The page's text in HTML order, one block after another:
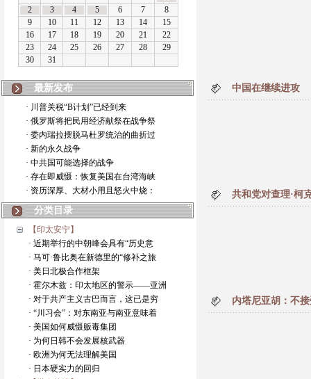
最新发布
· 川普关税“B计划”已经到来
· 俄罗斯将把民用经济献祭在战争祭
· 委内瑞拉摆脱马杜罗统治的曲折过
· 新的永久战争
· 中共国可能选择的战争
· 存在即威慑：恢复美国在台湾海峡
· 资历深厚、大材小用且怒火中烧：
分类目录
【印太安宁】
· 近期举行的中朝峰会具有“历史意
· 马可·鲁比奥在新德里的“修补之旅
· 美日北极合作框架
· 霍尔木兹：印太地区的警示——亚洲
· 对于共产主义古巴而言，这已是穷
· “川习会”：对东南亚与南亚意味着
· 美国如何威慑贩毒集团
· 为何日韩不会发展核武器
· 欧洲为何无法理解美国
· 日本硬实力的回归
中国在继续进攻
共和党对查理·柯
内塔尼亚胡：不